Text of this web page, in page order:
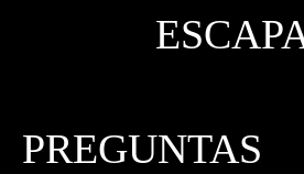
PREGUNTAS